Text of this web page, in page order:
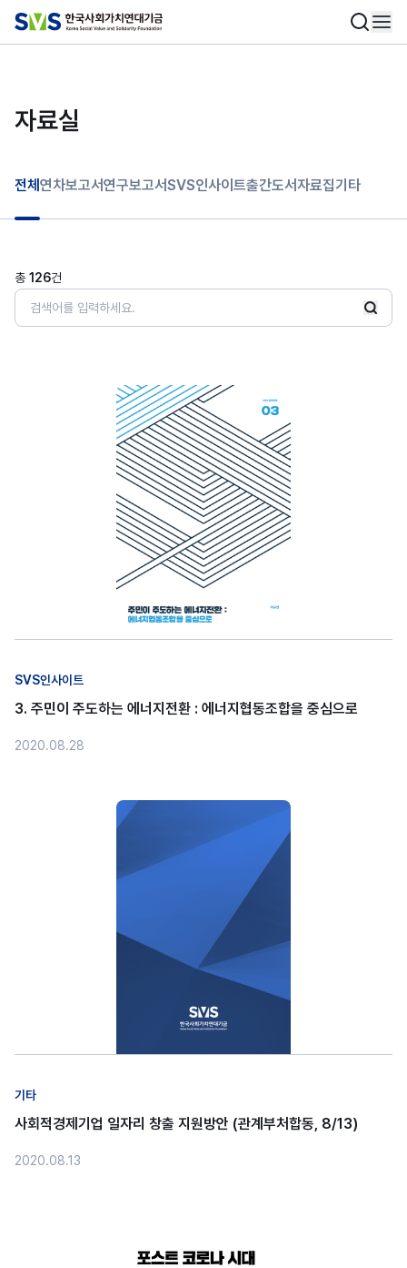
자료실
전체 연차보고서연구보고서SVS인사이트출간도서자료집기타
총 126건
SVS인사이트
3. 주민이 주도하는 에너지전환 : 에너지협동조합을 중심으로
2020.08.28
기타
사회적경제기업 일자리 창출 지원방안 (관계부처합동, 8/13)
2020.08.13